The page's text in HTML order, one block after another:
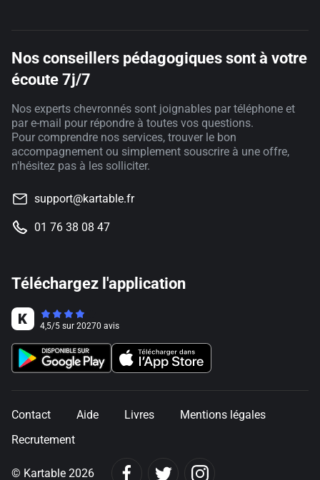
Nos conseillers pédagogiques sont à votre
écoute 7j/7
Nos experts chevronnés sont joignables par téléphone et
par e-mail pour répondre à toutes vos questions.
Pour comprendre nos services, trouver le bon
accompagnement ou simplement souscrire à une offre,
n'hésitez pas à les solliciter.
support@kartable.fr
01 76 38 08 47
Téléchargez l'application
4,5/5 sur 20270 avis
Contact Aide Livres
Mentions légales
Recrutement
© Kartable 2026